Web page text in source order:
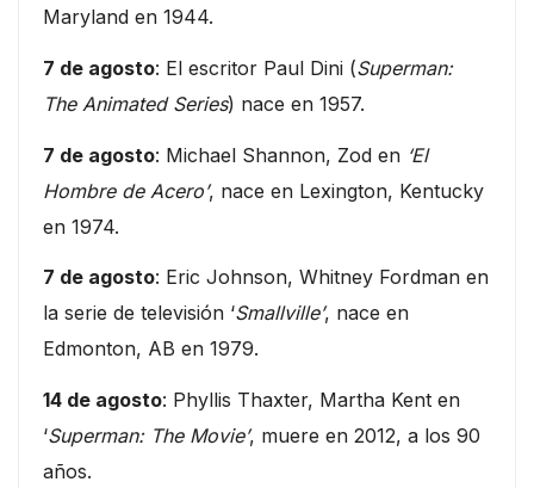
Maryland en 1944.
7 de agosto: El escritor Paul Dini (Superman:
The Animated Series) nace en 1957.
7 de agosto: Michael Shannon, Zod en ‘El
Hombre de Acero’, nace en Lexington, Kentucky
en 1974.
7 de agosto: Eric Johnson, Whitney Fordman en
la serie de televisión ‘Smallville’, nace en
Edmonton, AB en 1979.
14 de agosto: Phyllis Thaxter, Martha Kent en
‘Superman: The Movie’, muere en 2012, a los 90
años.